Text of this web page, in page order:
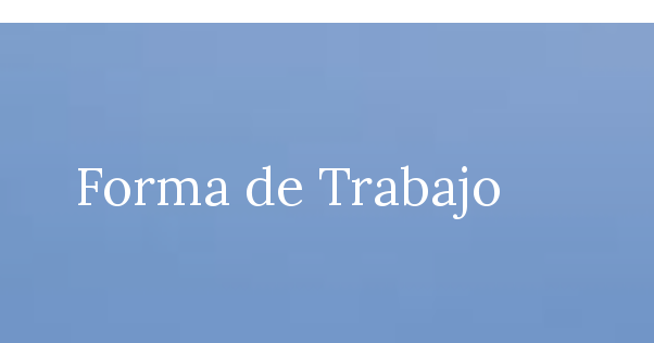
Forma de Trabajo